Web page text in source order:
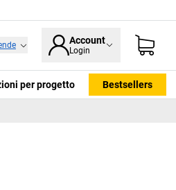
Account
Login
per progetto Bestsellers